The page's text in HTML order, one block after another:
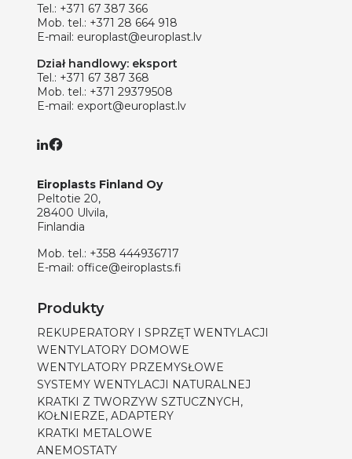
Tel.: +371 67 387 366
Mob. tel.: +371 28 664 918
E-mail: europlast@europlast.lv
Dział handlowy: eksport
Tel.: +371 67 387 368
Mob. tel.: +371 29379508
E-mail: export@europlast.lv
Eiroplasts Finland Oy
Peltotie 20,
28400 Ulvila,
Finlandia
Mob. tel.: +358 444936717
E-mail: office@eiroplasts.fi
Produkty
REKUPERATORY I SPRZĘT WENTYLACJI
WENTYLATORY DOMOWE
WENTYLATORY PRZEMYSŁOWE
SYSTEMY WENTYLACJI NATURALNEJ
KRATKI Z TWORZYW SZTUCZNYCH,
KOŁNIERZE, ADAPTERY
KRATKI METALOWE
ANEMOSTATY